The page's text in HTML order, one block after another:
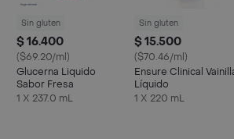
Sin gluten
$ 16.400
($69.20/ml)
Glucerna Liquido
Sabor Fresa
1 X 237.0 mL
Sin gluten
$ 15.500
($70.46/ml)
Ensure Clinical
Líquido
1 X 220 mL